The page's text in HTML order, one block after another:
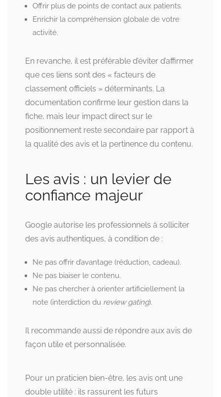
Offrir plus de points de contact aux patients.
Enrichir la compréhension globale de votre
activité.
En revanche, il est préférable d’éviter d’affirmer
que ces liens sont des « facteurs de
classement officiels » déterminants. La
documentation confirme leur gestion dans la
fiche, mais leur impact direct sur le
positionnement reste secondaire par rapport à
la qualité des avis et la pertinence du contenu.
Les avis : un levier de
confiance majeur
Google autorise les professionnels à solliciter
des avis authentiques, à condition de :
Ne pas offrir d’avantage (réduction, cadeau).
Ne pas biaiser le contenu.
Ne pas chercher à orienter artificiellement la
note (interdiction du review gating).
Il recommande aussi de répondre aux avis de
façon utile et personnalisée.
Pour un praticien bien-être, les avis ont une
double utilité : ils rassurent les futurs